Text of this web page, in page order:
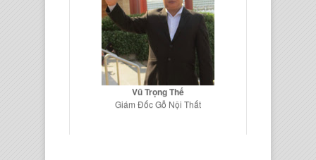
Vũ Trọng Thế
Giám Đốc Gỗ Nội Thất